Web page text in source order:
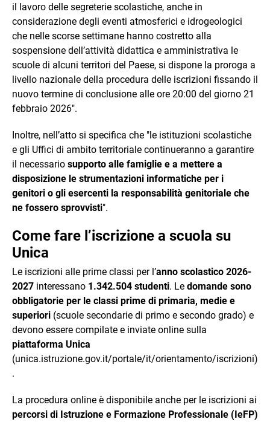
il lavoro delle segreterie scolastiche, anche in
considerazione degli eventi atmosferici e idrogeologici
che nelle scorse settimane hanno costretto alla
sospensione dell’attività didattica e amministrativa le
scuole di alcuni territori del Paese, si dispone la proroga a
livello nazionale della procedura delle iscrizioni fissando il
nuovo termine di conclusione alle ore 20:00 del giorno 21
febbraio 2026".
Inoltre, nell’atto si specifica che "le istituzioni scolastiche
e gli Uffici di ambito territoriale continueranno a garantire
il necessario supporto alle famiglie e a mettere a
disposizione le strumentazioni informatiche per i
genitori o gli esercenti la responsabilità genitoriale che
ne fossero sprovvisti".
Come fare l’iscrizione a scuola su
Unica
Le iscrizioni alle prime classi per l’anno scolastico 2026-
2027 interessano 1.342.504 studenti. Le domande sono
obbligatorie per le classi prime di primaria, medie e
superiori (scuole secondarie di primo e secondo grado) e
devono essere compilate e inviate online sulla
piattaforma Unica
(unica.istruzione.gov.it/portale/it/orientamento/iscrizioni)
.
La procedura online è disponibile anche per le iscrizioni ai
percorsi di Istruzione e Formazione Professionale (IeFP)